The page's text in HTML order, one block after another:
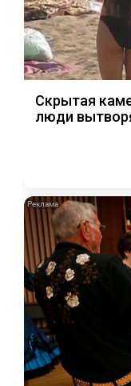
Скрытая
люди